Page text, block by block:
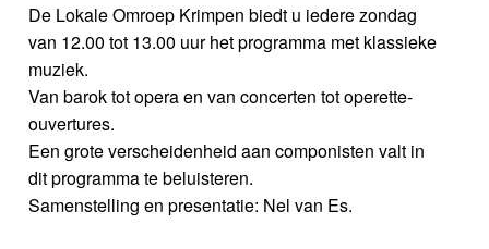
De Lokale Omroep Krimpen biedt u iedere zondag
van 12.00 tot 13.00 uur het programma met klassieke
muziek.
Van barok tot opera en van concerten tot operette-
ouvertures.
Een grote verscheidenheid aan componisten valt in
dit programma te beluisteren.
Samenstelling en presentatie: Nel van Es.